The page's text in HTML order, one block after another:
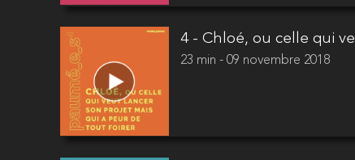
4 - Chloé, ou celle qui
23 min - 09 novembre 2018